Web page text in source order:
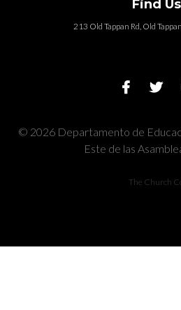
Find Us
213 Old Tappan Rd, Old
© 2026 Departamento de
Este de las
The Church